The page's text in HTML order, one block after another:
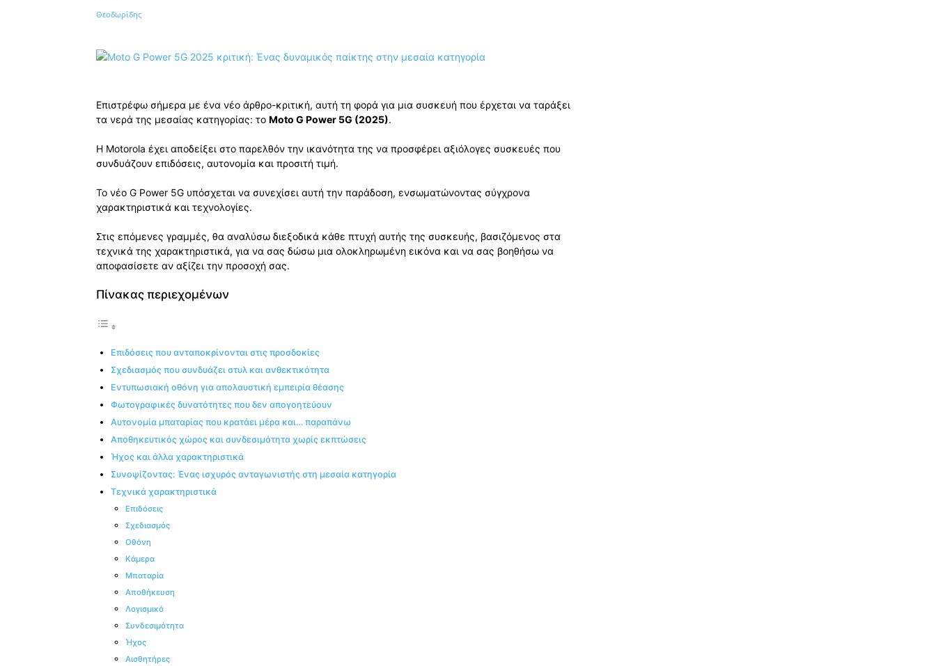
Κοινοποίηση
Επιστρέφω σήμερα με ένα νέο άρθρο-κριτική, αυτή τη φορά για μια συσκευή που έρχεται να ταράξει
τα νερά της μεσαίας κατηγορίας: το Moto G Power 5G (2025).
Η Motorola έχει αποδείξει στο παρελθόν την ικανότητα της να προσφέρει αξιόλογες συσκευές που
συνδυάζουν επιδόσεις, αυτονομία και προσιτή τιμή.
Το νέο G Power 5G υπόσχεται να συνεχίσει αυτή την παράδοση, ενσωματώνοντας σύγχρονα
χαρακτηριστικά και τεχνολογίες.
Στις επόμενες γραμμές, θα αναλύσω διεξοδικά κάθε πτυχή αυτής της συσκευής, βασιζόμενος στα
τεχνικά της χαρακτηριστικά, για να σας δώσω μια ολοκληρωμένη εικόνα και να σας βοηθήσω να
αποφασίσετε αν αξίζει την προσοχή σας.
Πίνακας περιεχομένων
Επιδόσεις που ανταποκρίνονται στις προσδοκίες
Σχεδιασμός που συνδυάζει στυλ και ανθεκτικότητα
Εντυπωσιακή οθόνη για απολαυστική εμπειρία θέασης
Φωτογραφικές δυνατότητες που δεν απογοητεύουν
Αυτονομία μπαταρίας που κρατάει μέρα και… παραπάνω
Αποθηκευτικός χώρος και συνδεσιμότητα χωρίς εκπτώσεις
Ήχος και άλλα χαρακτηριστικά
Συνοψίζοντας: Ένας ισχυρός ανταγωνιστής στη μεσαία κατηγορία
Τεχνικά χαρακτηριστικά
Επιδόσεις
Σχεδιασμός
Οθόνη
Κάμερα
Μπαταρία
Αποθήκευση
Λογισμικό
Συνδεσιμότητα
Ήχος
Αισθητήρες